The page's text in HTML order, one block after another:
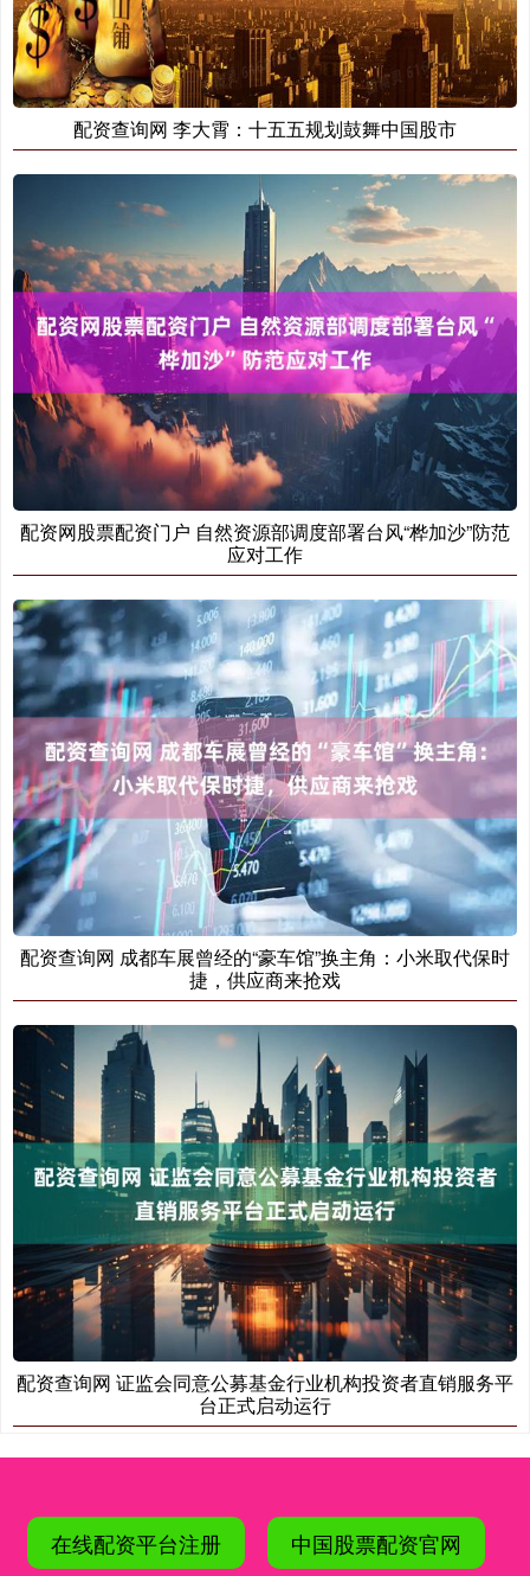
配资查询网 李大霄：十五五规划鼓舞中国股市
配资网股票配资门户 自然资源部调度部署台风“桦加沙”防范
应对工作
配资查询网 成都车展曾经的“豪车馆”换主角：小米取代保时
捷，供应商来抢戏
配资查询网 证监会同意公募基金行业机构投资者直销服务平
台正式启动运行
在线配资平台注册 中国股票配资官网